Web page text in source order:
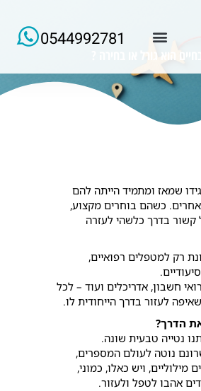
0544992781
של הרצאות החודש
בחיים הוא גורל או בחירה ?
שמאז ומתמיד הייתה להם
כשהם בוחרים מקצוע,
קשור בדרך כלשהי לעזרה
רק למטפלים רפואיים,
חשבון, אדריכלים ועוד – לכל
לעזור בדרך הייחודית לו.
הדרך?
נטייה טבעית שונה.
נוטה לעולם המספרים,
מילוליים, ויש כאלו, כמוני,
אהבו לטפל ולעזור.